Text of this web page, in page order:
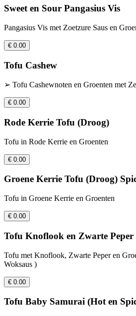
Sweet en Sour Pangasius Vis
Pangasius Vis met Zoetzure Saus en
€ 0.00
Tofu Cashew
➢ Tofu Cashewnoten en Groenten met
€ 0.00
Rode Kerrie Tofu (Droog)
Tofu in Rode Kerrie en Groenten
€ 0.00
Groene Kerrie Tofu (Droog)
Tofu in Groene Kerrie en Groenten
€ 0.00
Tofu Knoflook en Zwarte Peper
Tofu met Knoflook, Zwarte Peper en
Woksaus )
€ 0.00
Tofu Baby Samurai (Hot en